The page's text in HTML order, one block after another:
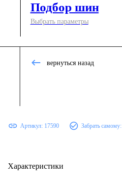
Подбор шин
Выбрать параметры
вернуться назад
Артикул: 17590 Забрать самому:
Характеристики